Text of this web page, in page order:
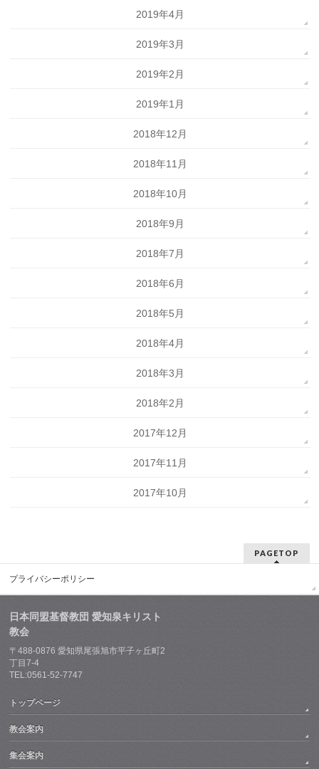
2019年4月
2019年3月
2019年2月
2019年1月
2018年12月
2018年11月
2018年10月
2018年9月
2018年7月
2018年6月
2018年5月
2018年4月
2018年3月
2018年2月
2017年12月
2017年11月
2017年10月
PAGETOP
プライバシーポリシー
日本同盟基督教団 愛知泉キリスト
教会
〒488-0876 愛知県尾張旭市平子ヶ丘町2
丁目7-4
TEL:0561-52-7747
トップページ
教会案内
集会案内